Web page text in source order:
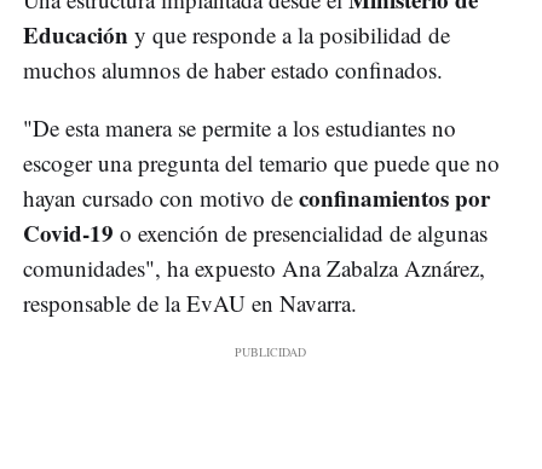
Educación y que responde a la posibilidad de
muchos alumnos de haber estado confinados.
"De esta manera se permite a los estudiantes no
escoger una pregunta del temario que puede que no
hayan cursado con motivo de confinamientos por
Covid-19 o exención de presencialidad de algunas
comunidades", ha expuesto Ana Zabalza Aznárez,
responsable de la EvAU en Navarra.